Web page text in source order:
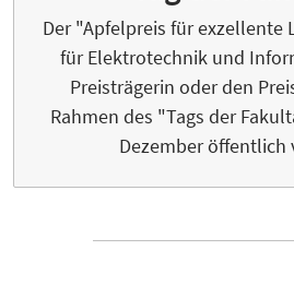
Der "Apfelpreis für exzellente
für Elektrotechnik und
Preisträgerin oder den
Rahmen des "Tags der
Dezember öffentlich